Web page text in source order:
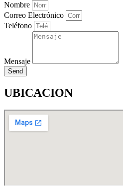
Nombre
Correo Electrónico
Teléfono
Mensaje
Send
UBICACION